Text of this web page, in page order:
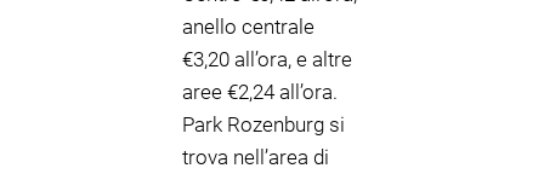
anello centrale
€3,20 all’ora, e altre
aree €2,24 all’ora.
Park Rozenburg si
trova nell’area di